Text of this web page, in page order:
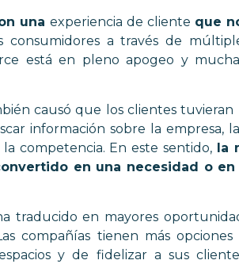
unaexperiencia de cliente que
consumidores a través de
está en pleno apogeo y
causó que los clientes tuvieran
información sobre la empresa,
competencia. En este sentido,
la
en una necesidad o
traducido en mayores
compañías tienen más
y de fidelizar a sus